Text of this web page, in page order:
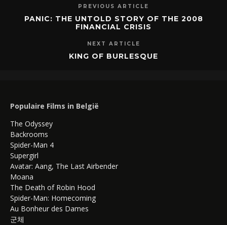
PREVIOUS ARTICLE
PANIC: THE UNTOLD STORY OF THE 2008
FINANCIAL CRISIS
NEXT ARTICLE
KING OF BURLESQUE
Populaire Films in België
The Odyssey
Backrooms
Spider-Man 4
Supergirl
Avatar: Aang, The Last Airbender
Moana
The Death of Robin Hood
Spider-Man: Homecoming
Au Bonheur des Dames
군체